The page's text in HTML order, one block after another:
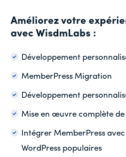
Améliorez votre
avec WisdmLabs :
Développement
MemberPress Migration
Développement
Mise en œuvre complète de
Intégrer MemberPress
WordPress populaires